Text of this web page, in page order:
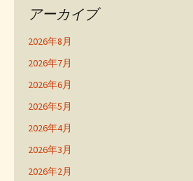
アーカイブ
2026年8月
2026年7月
2026年6月
2026年5月
2026年4月
2026年3月
2026年2月